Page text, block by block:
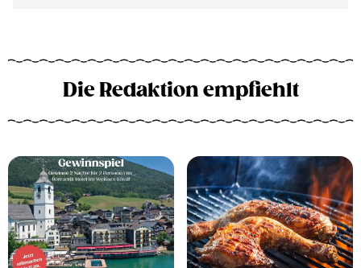
Die Redaktion empfiehlt